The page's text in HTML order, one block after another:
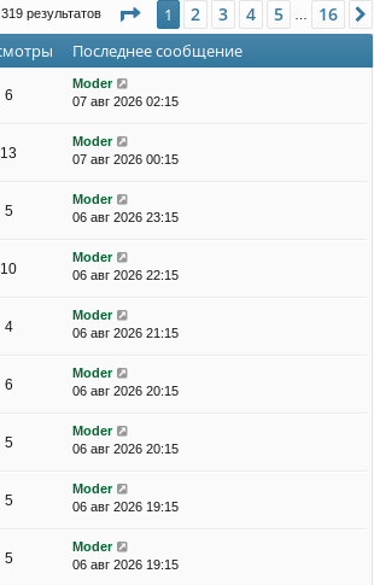
результатов Страница из 16
1 2 3 4 5 … 16
Последнее сообщение
6
Moder
07 авг 2026 02:15
13
Moder
07 авг 2026 00:15
5
Moder
06 авг 2026 23:15
10
Moder
06 авг 2026 22:15
4
Moder
06 авг 2026 21:15
6
Moder
06 авг 2026 20:15
5
Moder
06 авг 2026 20:15
5
Moder
06 авг 2026 19:15
5
Moder
06 авг 2026 19:15